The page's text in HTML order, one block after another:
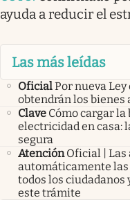
ayuda a reducir el
Las más leídas
OficialPor nueva
obtendrán los
Clave Cómo cargar
electricidad en casa:
segura
Atención Oficial |
automáticamente las
todos los ciudadanos
este trámite